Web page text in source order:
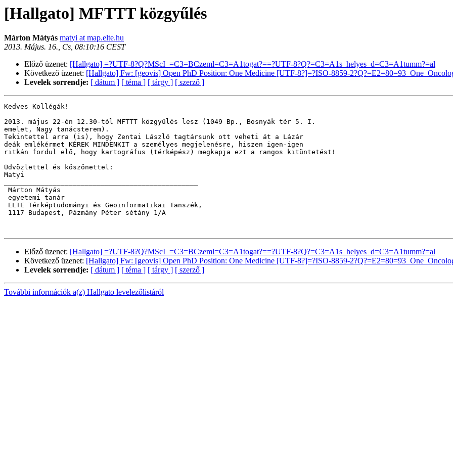
[Hallgato] MFTTT közgyűlés
Márton Mátyás matyi at map.elte.hu
2013. Május. 16., Cs, 08:10:16 CEST
Előző üzenet: [Hallgato] =?UTF-8?Q?MScI_=C3=BCzeml=C3=A1togat?==?UTF-8?Q?=C3=A1s_helyes_d=C3=A1tumm?=al
Következő üzenet: [Hallgato] Fw: [geovis] Open PhD Position: One Medicine [UTF-8?]=?ISO-8859-
Levelek sorrendje: [ dátum ] [ téma ] [ tárgy ] [ szerző ]
Kedves Kollégák!
2013. május 22-én 12.30-tól MFTTT közgyűlés lesz (1049 Bp., Bosnyák tér 5. I.
emelet, Nagy tanácsterem).
Tekintettel arra (is), hogy Zentai László tagtársunk ott veheti át a Lázár
deák emlékérmet KÉREK MINDENKIT a személyes megjelenésre, hiszen igen-igen
ritkán fordul elő, hogy kartográfus (térképész) megkapja ezt a rangos kitüntetést!
Üdvözlettel és köszönettel:
Matyi
Előző üzenet: [Hallgato] =?UTF-8?Q?MScI_=C3=BCzeml=C3=A1togat?==?UTF-8?Q?=C3=A1s_helyes_d=C3=A1tumm?=al
Következő üzenet: [Hallgato] Fw: [geovis] Open PhD Position: One Medicine [UTF-8?]=?ISO-8859-
Levelek sorrendje: [ dátum ] [ téma ] [ tárgy ] [ szerző ]
További információk a(z) Hallgato levelezőlistáról